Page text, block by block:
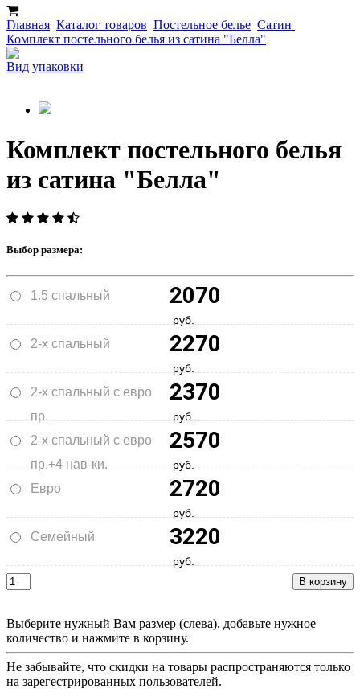
Главная Каталог товаров Постельное белье Сатин
Комплект постельного белья из сатина "Белла"
Вид упаковки
Комплект постельного белья
из сатина "Белла"
Выбор размера:
1.5 спальный 2070
руб.
2-х спальный 2270
руб.
2-х спальный с евро
пр.
2370
руб.
2-х спальный с евро
пр.+4 нав-ки.
2570
руб.
Евро 2720
руб.
Семейный 3220
руб.
Выберите нужный Вам размер (слева), добавьте нужное
количество и нажмите в корзину.
Не забывайте, что скидки на товары распространяются только
на зарегестрированных пользователей.